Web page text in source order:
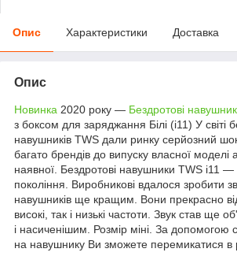
Опис Характеристики Доставка
Опис
Новинка 2020 року — Бездротові
з боксом для заряджання Білі (i11) У світі
навушників TWS дали ринку серйозний
багато брендів до випуску власної
наявної. Бездротові навушники TWS i11
покоління. Виробникові вдалося зробити
навушників ще кращим. Вони прекрасно
високі, так і низькі частоти. Звук став ще
і насиченішим. Розмір міні. За допомогою
на навушнику Ви зможете перемикатися